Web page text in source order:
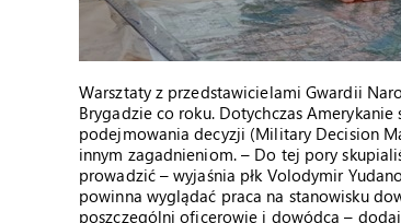
Warsztaty z przedstawicielami Gwardii
Brygadzie co roku. Dotychczas
podejmowania decyzji (Military Decision
innym zagadnieniom. – Do tej pory
prowadzić – wyjaśnia płk Volodymir
powinna wyglądać praca na stanowisku
poszczególni oficerowie i dowódca –